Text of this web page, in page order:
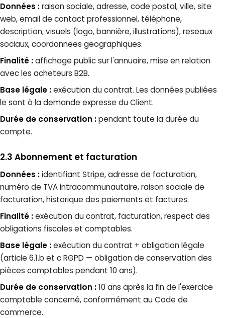
Données :raison sociale, adresse, code postal, ville, site
web, email de contact professionnel, téléphone,
description, visuels (logo, bannière, illustrations), reseaux
sociaux, coordonnees geographiques.
Finalité :affichage public sur l'annuaire, mise en relation
avec les acheteurs B2B.
Base légale :exécution du contrat. Les données publiées
le sont à la demande expresse du Client.
Durée de conservation :pendant toute la durée du
compte.
2.3 Abonnement et facturation
Données :identifiant Stripe, adresse de facturation,
numéro de TVA intracommunautaire, raison sociale de
facturation, historique des paiements et factures.
Finalité :exécution du contrat, facturation, respect des
obligations fiscales et comptables.
Base légale :exécution du contrat + obligation légale
(article 6.1.b et c RGPD — obligation de conservation des
pièces comptables pendant 10 ans).
Durée de conservation :10 ans après la fin de l'exercice
comptable concerné, conformément au Code de
commerce.